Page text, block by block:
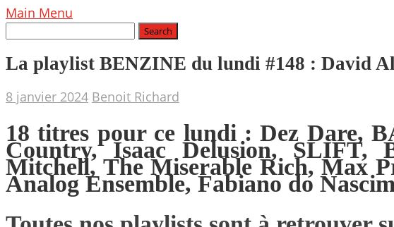
Main Menu
La playlist BENZINE du lundi #148 : David
8 janvier 2024 Benoit Richard
18 titres pour ce lundi : Dez Dare,
Country, Isaac Delusion, SLIFT,
Mitchell, The Miserable Rich, Max
Analog Ensemble, Fabiano do